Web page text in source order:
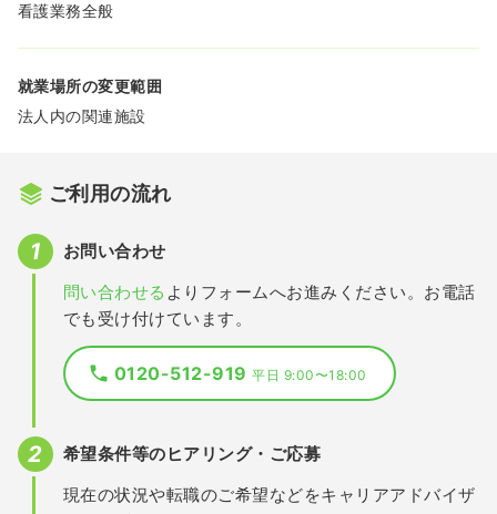
看護業務全般
就業場所の変更範囲
法人内の関連施設
ご利用の流れ
お問い合わせ
問い合わせる よりフォームへお進みください。お電話
でも受け付けています。
0120-512-919平日 9:00〜18:00
希望条件等のヒアリング・ご応募
現在の状況や転職のご希望などをキャリアアドバイザ